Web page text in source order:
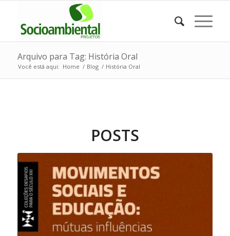
Arquivo para Tag: História Oral
Você está aqui: Home / Blog / História Oral
POSTS